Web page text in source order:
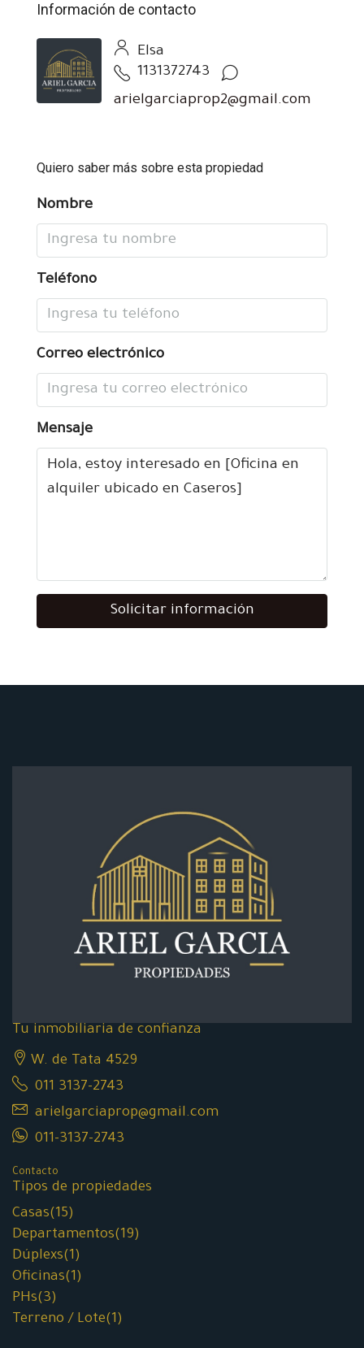
Información de contacto
Elsa
1131372743
arielgarciaprop2@gmail.com
Quiero saber más sobre esta propiedad
Nombre
Teléfono
Correo electrónico
Mensaje
Solicitar información
Tu inmobiliaria de confianza
W. de Tata 4529
011 3137-2743
arielgarciaprop@gmail.com
011-3137-2743
Contacto
Tipos de propiedades
Casas(15)
Departamentos(19)
Dúplexs(1)
Oficinas(1)
PHs(3)
Terreno / Lote(1)